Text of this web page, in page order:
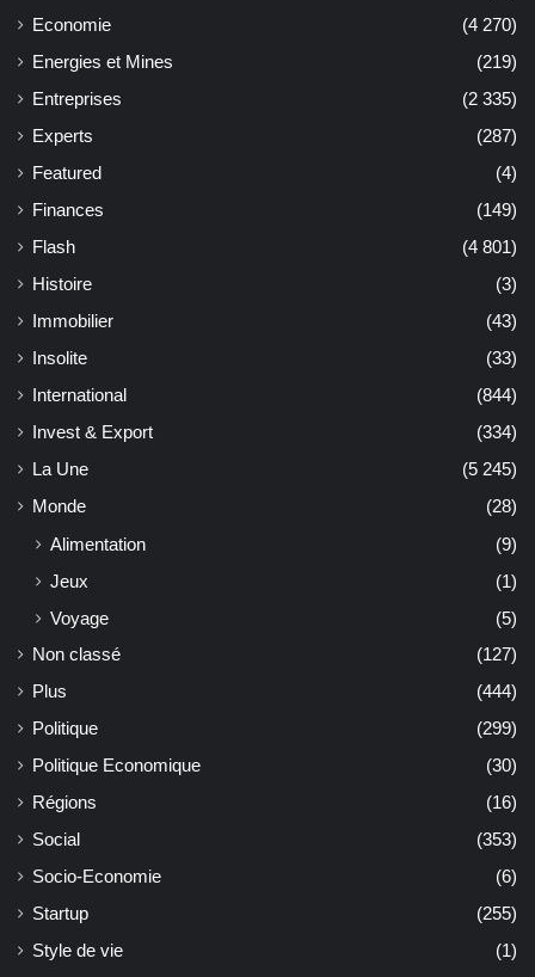
Economie
(4 270)
Energies et Mines
(219)
Entreprises
(2 335)
Experts
(287)
Featured
(4)
Finances
(149)
Flash
(4 801)
Histoire
(3)
Immobilier
(43)
Insolite
(33)
International
(844)
Invest & Export
(334)
La Une
(5 245)
Monde
(28)
Alimentation
(9)
Jeux
(1)
Voyage
(5)
Non classé
(127)
Plus
(444)
Politique
(299)
Politique Economique
(30)
Régions
(16)
Social
(353)
Socio-Economie
(6)
Startup
(255)
Style de vie
(1)